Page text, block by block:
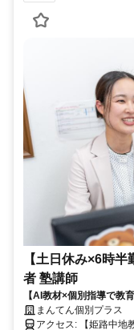
【土日休み×6時
者 塾講師
【AI教材×個別指導で教
しい働き方】
まんてん個別プラス
アクセス: 【姫路中地教室】 兵庫県姫路市飾磨区構5丁目153 クリー